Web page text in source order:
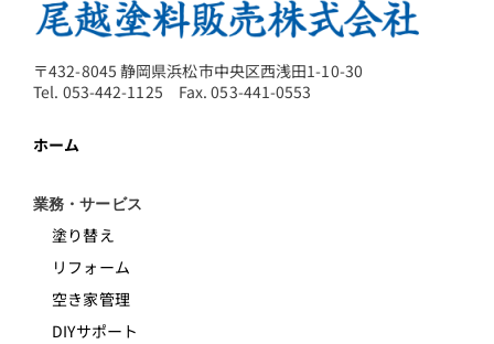
〒432-8045 静岡県浜松市中央区西浅田1-10-30
Tel. 053-442-1125 Fax. 053-441-0553
ホーム
業務・サービス
塗り替え
リフォーム
空き家管理
DIYサポート